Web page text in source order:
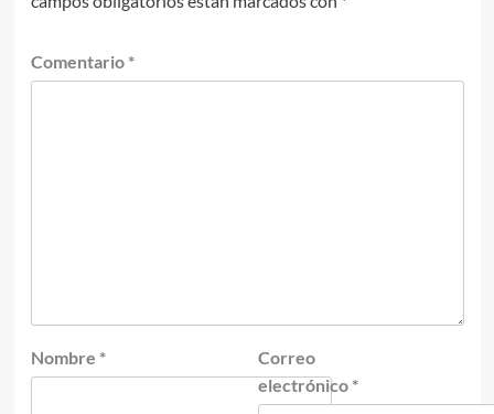
Comentario *
Nombre *
Correo
electrónico *